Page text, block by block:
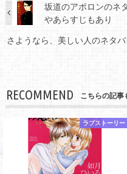
坂道のアポロンのネ
やあらすじもあり
さようなら、美しい人のネタ
RECOMMEND こちらの記事
ラブストーリー